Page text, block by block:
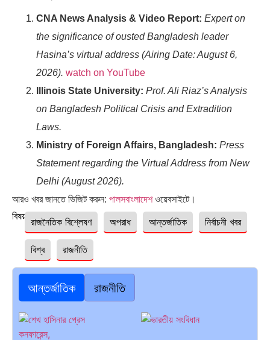
CNA News Analysis & Video Report: Expert on
the significance of ousted Bangladesh leader
Hasina’s virtual address (Airing Date: August 6,
2026). watch on YouTube
Illinois State University: Prof. Ali Riaz’s Analysis
on Bangladesh Political Crisis and Extradition
Laws.
Ministry of Foreign Affairs, Bangladesh: Press
Statement regarding the Virtual Address from New
Delhi (August 2026).
আরও খবর জানতে ভিজিট করুন: পালসবাংলাদেশওয়েবসাইটে।
বিষয়ঃ রাজনৈতিক বিশ্লেষণ অপরাধ আন্তর্জাতিক নির্বাচনী খবর
বিশ্ব রাজনীতি
আন্তর্জাতিক রাজনীতি